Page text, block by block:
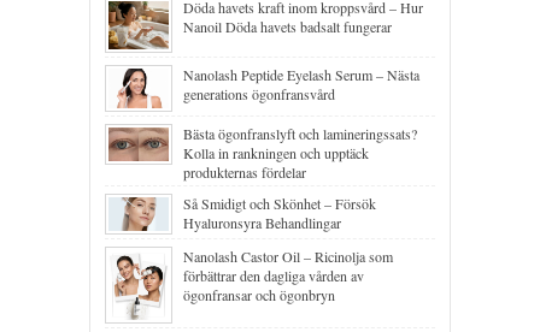
Döda havets kraft inom kroppsvård – Hur
Nanoil Döda havets badsalt fungerar
Nanolash Peptide Eyelash Serum – Nästa
generations ögonfransvård
Bästa ögonfranslyft och lamineringssats?
Kolla in rankningen och upptäck
produkternas fördelar
Så Smidigt och Skönhet – Försök
Hyaluronsyra Behandlingar
Nanolash Castor Oil – Ricinolja som
förbättrar den dagliga vården av
ögonfransar och ögonbryn